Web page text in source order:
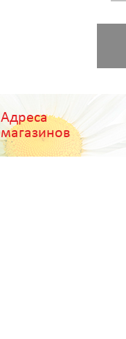
Адреса
магазинов